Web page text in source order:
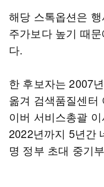
해당 스톡옵션은
주가보다 높기 때
다.
한 후보자는 2007
옮겨 검색품질센터
이버 서비스총괄
2022년까지 5년간
명 정부 초대 중기